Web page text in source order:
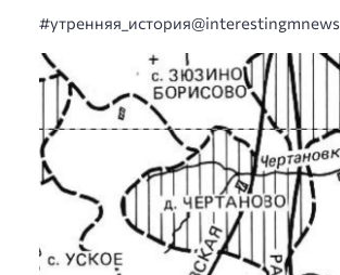
#утренняя_история@interestingmnews